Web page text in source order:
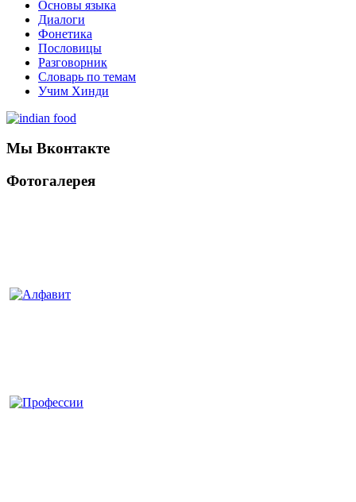
Основы языка
Диалоги
Фонетика
Пословицы
Разговорник
Словарь по темам
Учим Хинди
Мы Вконтакте
Фотогалерея